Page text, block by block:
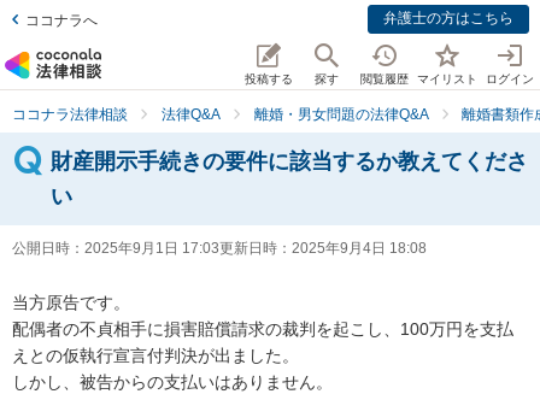
ココナラへ 弁護士の方はこちら
投稿する 探す 閲覧履歴 マイリスト ログイン
ココナラ法律相談 法律Q&A 離婚・男女問題の法律Q&A 離婚書類作
財産開示手続きの要件に該当するか教えてくださ
い
公開日時： 2025年9月1日 17:03更新日時： 2025年9月4日 18:08
当方原告です。
配偶者の不貞相手に損害賠償請求の裁判を起こし、100万円を支払
えとの仮執行宣言付判決が出ました。
しかし、被告からの支払いはありません。